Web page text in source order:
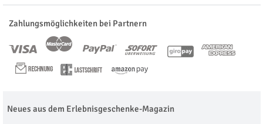
Zahlungsmöglichkeiten bei Partnern
Neues aus dem Erlebnisgeschenke-Magazin